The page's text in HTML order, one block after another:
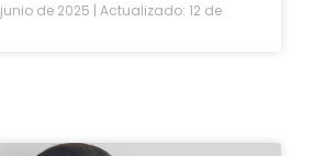
de 2025 | Actualizado: 12 de